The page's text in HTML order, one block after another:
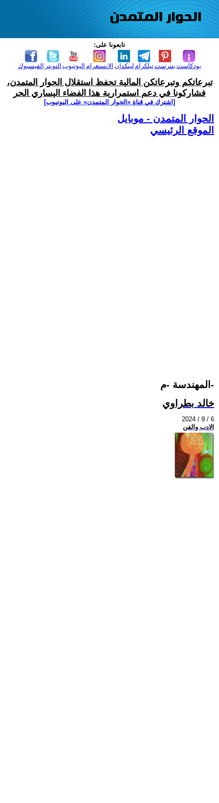
تابعونا على:
الفيسبوك التويتر اليوتيوب الانستغرام لينكدإن تيلكرامبنترست بودكاست
تبرعاتكم وتبرعاتكن المالية تحفظ استقلال الحوار المتمدن،
فشاركونا في دعم استمرارية هذا الفضاء اليساري الحر
[اشترك في قناة ‫«الحوار المتمدن» على اليوتيوب]
الحوار المتمدن - موبايل
الموقع الرئيسي
المهندسة -م-
خالد بطراوي
2024 / 9 / 6
الادب والفن